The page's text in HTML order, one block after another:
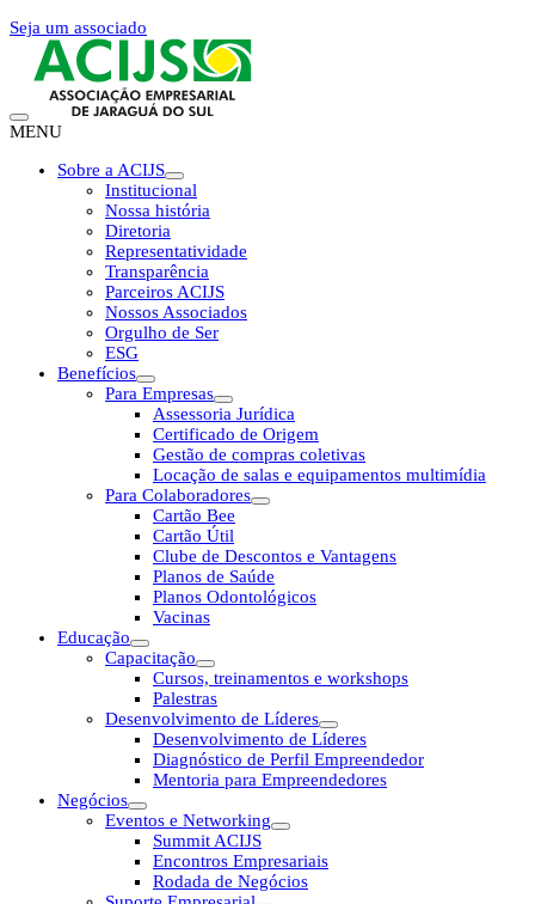
Seja um associado
MENU
Sobre a ACIJS
Institucional
Nossa história
Diretoria
Representatividade
Transparência
Parceiros ACIJS
Nossos Associados
Orgulho de Ser
ESG
Benefícios
Para Empresas
Assessoria Jurídica
Certificado de Origem
Gestão de compras coletivas
Locação de salas e equipamentos multimídia
Para Colaboradores
Cartão Bee
Cartão Útil
Clube de Descontos e Vantagens
Planos de Saúde
Planos Odontológicos
Vacinas
Educação
Capacitação
Cursos, treinamentos e workshops
Palestras
Desenvolvimento de Líderes
Desenvolvimento de Líderes
Diagnóstico de Perfil Empreendedor
Mentoria para Empreendedores
Negócios
Eventos e Networking
Summit ACIJS
Encontros Empresariais
Rodada de Negócios